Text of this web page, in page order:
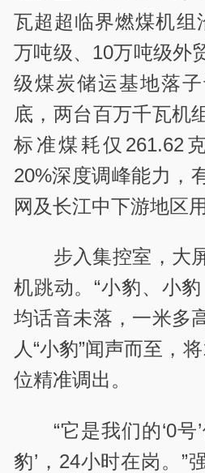
瓦超超临界燃煤机组
万吨级、10万吨级外
级煤炭储运基地落
底，两台百万千瓦机
标准煤耗仅261.62
20%深度调峰能力，
网及长江中下游地区
步入集控室，大
机跳动。“小豹、小
均话音未落，一米多
人“小豹”闻声而至，
位精准调出。
“它是我们的‘0号’
豹’，24小时在岗。”